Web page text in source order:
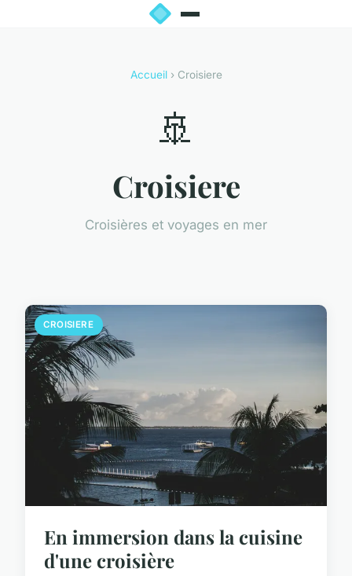
Accueil› Croisiere
🚢
Croisiere
Croisières et voyages en mer
CROISIERE
En immersion dans la cuisine
d'une croisière